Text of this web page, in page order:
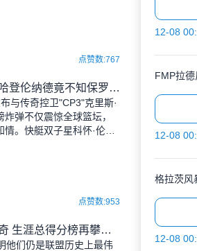
点赞数:767
快艇双星集体懵圈！哈登伦纳德竟不知保罗被裁 坦言：刷手机才得知
与传奇控卫"CP3"克里斯·
弹不仅震惊全球篮坛，
。快艇双子星科怀·伦纳
点赞数:953
库里哈登双双书写传奇 生涯总得分榜再攀新高
他们仍是联盟历史上最伟
12-08
FMP拉
12-08
格拉茨风
12-08